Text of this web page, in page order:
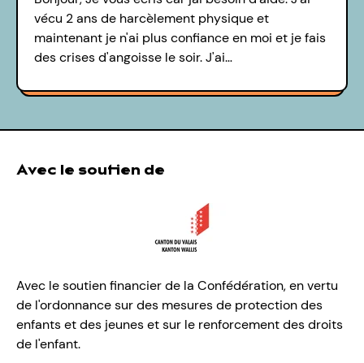
vécu 2 ans de harcèlement physique et
maintenant je n'ai plus confiance en moi et je fais
des crises d'angoisse le soir. J'ai…
Avec le soutien de
Avec le soutien financier de la Confédération, en vertu
de l'ordonnance sur des mesures de protection des
enfants et des jeunes et sur le renforcement des droits
de l'enfant.